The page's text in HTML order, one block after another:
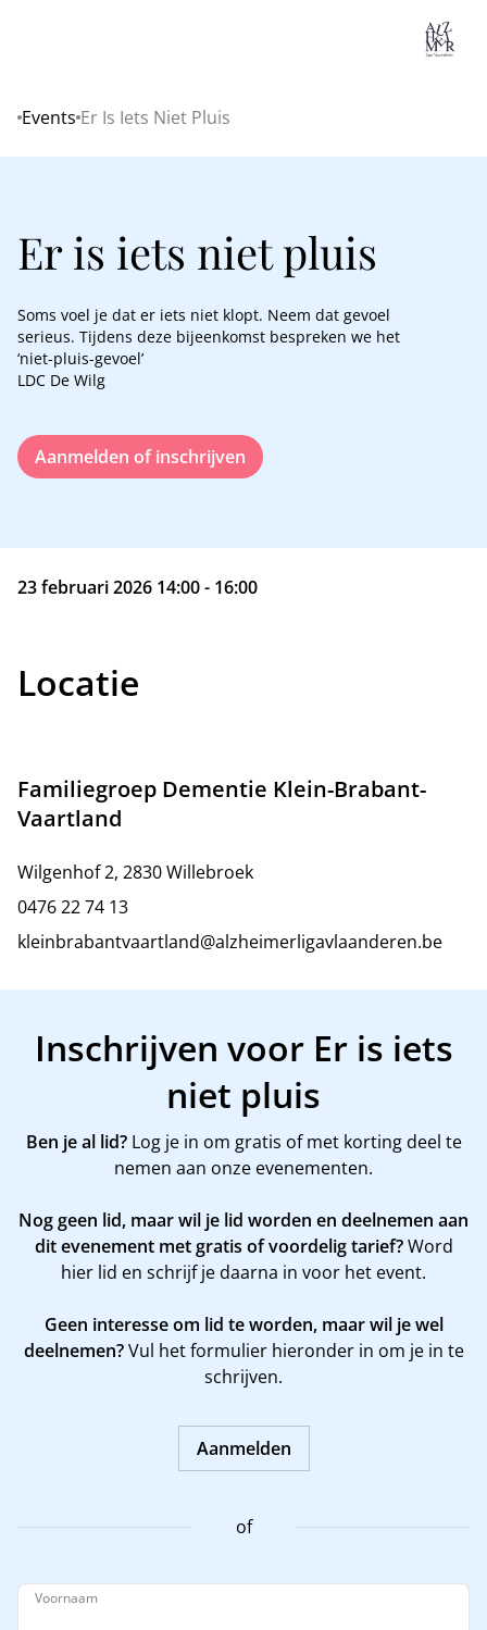
Home
Events Er Is Iets Niet Pluis
Er is iets niet pluis
Soms voel je dat er iets niet klopt. Neem dat gevoel
serieus. Tijdens deze bijeenkomst bespreken we het
‘niet-pluis-gevoel’
LDC De Wilg
Aanmelden of inschrijven
23 februari 2026 14:00 - 16:00
Locatie
Familiegroep Dementie Klein-Brabant-
Vaartland
Wilgenhof 2, 2830 Willebroek
0476 22 74 13
kleinbrabantvaartland@alzheimerligavlaanderen.be
Inschrijven voor Er is iets
niet pluis
Ben je al lid?Log je in om gratis of met korting deel te
nemen aan onze evenementen.
Nog geen lid, maar wil je lid worden en deelnemen aan
dit evenement met gratis of voordelig tarief?Word
hier lid en schrijf je daarna in voor het event.
Geen interesse om lid te worden, maar wil je wel
deelnemen?Vul het formulier hieronder in om je in te
schrijven.
Aanmelden
of
Voornaam